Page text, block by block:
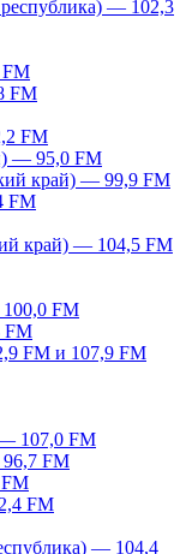
республика) — 102,3
FM
FM
— 95,0 FM
край) — 99,9 FM
FM
край) — 104,5 FM
FM
FM
FM и 107,9 FM
— 107,0 FM
FM
FM
— 104,4